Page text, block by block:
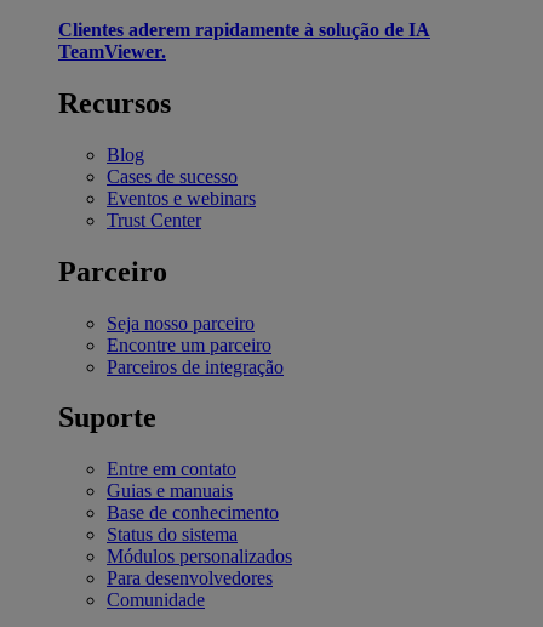
Clientes aderem rapidamente à solução de IA
TeamViewer.
Recursos
Blog
Cases de sucesso
Eventos e webinars
Trust Center
Parceiro
Seja nosso parceiro
Encontre um parceiro
Parceiros de integração
Suporte
Entre em contato
Guias e manuais
Base de conhecimento
Status do sistema
Módulos personalizados
Para desenvolvedores
Comunidade